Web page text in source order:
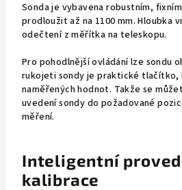
Sonda je vybavena robustním,
prodloužit až na 1100 mm. Hloubka
odečtení z měřítka na teleskopu.
Pro pohodlnější ovládání lze sondu
rukojeti sondy je praktické tlačítko,
naměřených hodnot. Takže se
uvedení sondy do požadované
měření.
Inteligentní
kalibrace